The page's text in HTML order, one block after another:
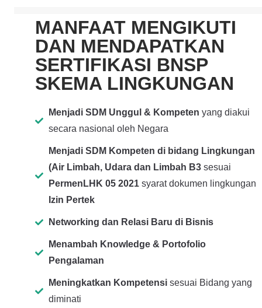
MANFAAT MENGIKUTI
DAN MENDAPATKAN
SERTIFIKASI BNSP
SKEMA LINGKUNGAN
Menjadi SDM Unggul & Kompeten yang diakui
secara nasional oleh Negara
Menjadi SDM Kompeten di bidang Lingkungan
(Air Limbah, Udara dan Limbah B3sesuai
PermenLHK 05 2021syarat dokumen lingkungan
Izin Pertek
Networking dan Relasi Baru di Bisnis
Menambah Knowledge & Portofolio
Pengalaman
Meningkatkan Kompetensisesuai Bidang yang
diminati